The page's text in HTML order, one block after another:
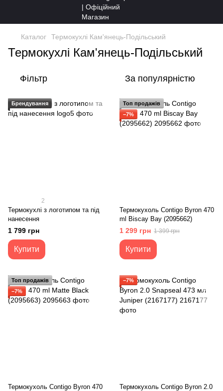
Каталог Термокухлі Кам'янець-Подільський
Термокухлі Кам'янець-Подільський
Фільтр За популярністю
Брендування
2
Термокухлі з логотипом та під
нанесення
1 799 грн
Купити
Топ продажів
−7%
Термокухоль Contigo Byron 470
ml Biscay Bay (2095662)
1 299 грн 1 399 грн
Купити
Топ продажів
−7%
Термокухоль Contigo Byron 470
−7%
Термокухоль Contigo Byron 2.0